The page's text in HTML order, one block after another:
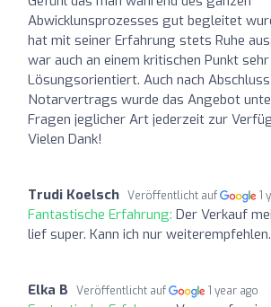
Abwicklunsprozesses gut begleitet
hat mit seiner Erfahrung stets Ruhe
war auch an einem kritischen Punkt sehr
Lösungsorientiert. Auch nach
Notarvertrags wurde das Angebot
Fragen jeglicher Art jederzeit zur
Vielen Dank!
Trudi Koelsch Veröffentlicht auf 1
Fantastische Erfahrung: Der Verkauf
lief super. Kann ich nur weiterempfehlen.
Elka B Veröffentlicht auf 1 year ago